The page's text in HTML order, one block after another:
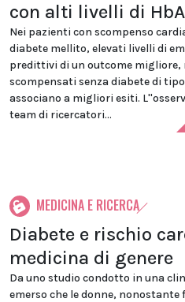
con alti livelli di
Nei pazienti con scompenso
diabete mellito, elevati livelli di
predittivi di un outcome migliore,
scompensati senza diabete di
associano a migliori esiti.
team di ricercatori...
MEDICINA E RICERCA
Diabete e rischio
medicina di genere
Da uno studio condotto in una
emerso che le donne,